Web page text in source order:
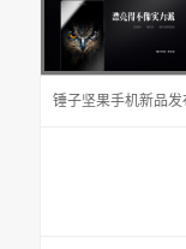
锤子坚果手机新品